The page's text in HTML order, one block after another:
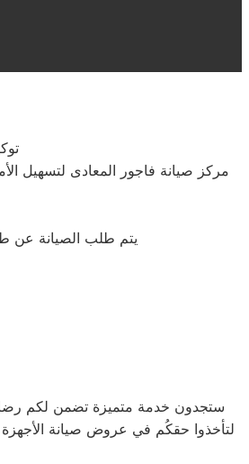
مركز صيانة فاجور المعادى لتسهيل
يتم طلب الصيانة عن طريق رقم توكيل فاجور الموحد 0235699066 أو
ستجدون خدمة متميزة تضمن لكم رضاكم